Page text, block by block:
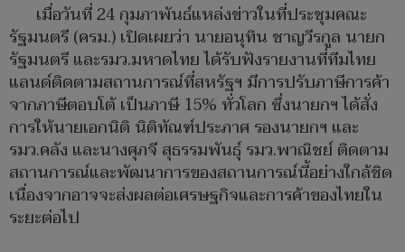
เมื่อวันที่ 24 กุมภาพันธ์แหล่งข่าวในที่ประชุมคณะ
รัฐมนตรี (ครม.) เปิดเผยว่า นายอนุทิน ชาญวีรกูล นายก
รัฐมนตรี และรมว.มหาดไทย ได้รับฟังรายงานที่ทีมไทย
แลนด์ติดตามสถานการณ์ที่สหรัฐฯ มีการปรับภาษีการค้า
จากภาษีตอบโต้ เป็นภาษี 15% ทั่วโลก ซึ่งนายกฯ ได้สั่ง
การให้นายเอกนิติ นิติทัณฑ์ประภาศ รองนายกฯ และ
รมว.คลัง และนางศุภจี สุธรรมพันธุ์ รมว.พาณิชย์ ติดตาม
สถานการณ์และพัฒนาการของสถานการณ์นี้อย่างใกล้ชิด
เนื่องจากอาจจะส่งผลต่อเศรษฐกิจและการค้าของไทยใน
ระยะต่อไป